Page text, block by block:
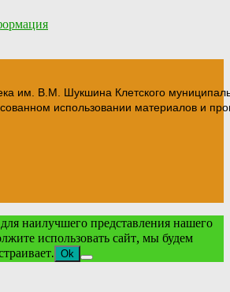
им. В.М. Шукшина Клетского
использовании материалов и
наилучшего представления нашего
использовать сайт, мы будем
Ok